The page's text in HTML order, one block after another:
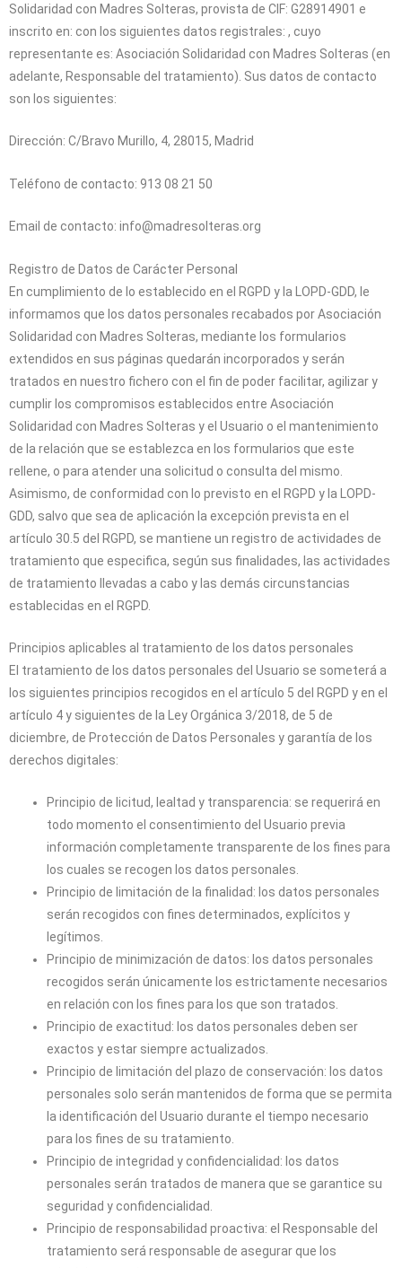
Solidaridad con Madres Solteras, provista de CIF: G28914901 e
inscrito en: con los siguientes datos registrales: , cuyo
representante es: Asociación Solidaridad con Madres Solteras (en
adelante, Responsable del tratamiento). Sus datos de contacto
son los siguientes:
Dirección: C/Bravo Murillo, 4, 28015, Madrid
Teléfono de contacto: 913 08 21 50
Email de contacto: info@madresolteras.org
Registro de Datos de Carácter Personal
En cumplimiento de lo establecido en el RGPD y la LOPD-GDD, le
informamos que los datos personales recabados porAsociación
Solidaridad con Madres Solteras, mediante los formularios
extendidos en sus páginas quedarán incorporados y serán
tratados en nuestro fichero con el fin de poder facilitar, agilizar y
cumplir los compromisos establecidos entre Asociación
Solidaridad con Madres Solteras y el Usuario o el mantenimiento
de la relación que se establezca en los formularios que este
rellene, o para atender una solicitud o consulta del mismo.
Asimismo, de conformidad con lo previsto en el RGPD y la LOPD-
GDD, salvo que sea de aplicación la excepción prevista en el
artículo 30.5 del RGPD, se mantiene un registro de actividades de
tratamiento que especifica, según sus finalidades, las actividades
de tratamiento llevadas a cabo y las demás circunstancias
establecidas en el RGPD.
Principios aplicables al tratamiento de los datos personales
El tratamiento de los datos personales del Usuario se someterá a
los siguientes principios recogidos en el artículo 5 del RGPD y en el
artículo 4 y siguientes de la Ley Orgánica 3/2018, de 5 de
diciembre, de Protección de Datos Personales y garantía de los
derechos digitales:
Principio de licitud, lealtad y transparencia: se requerirá en
todo momento el consentimiento del Usuario previa
información completamente transparente de los fines para
los cuales se recogen los datos personales.
Principio de limitación de la finalidad: los datos personales
serán recogidos con fines determinados, explícitos y
legítimos.
Principio de minimización de datos: los datos personales
recogidos serán únicamente los estrictamente necesarios
en relación con los fines para los que son tratados.
Principio de exactitud: los datos personales deben ser
exactos y estar siempre actualizados.
Principio de limitación del plazo de conservación: los datos
personales solo serán mantenidos de forma que se permita
la identificación del Usuario durante el tiempo necesario
para los fines de su tratamiento.
Principio de integridad y confidencialidad: los datos
personales serán tratados de manera que se garantice su
seguridad y confidencialidad.
Principio de responsabilidad proactiva: el Responsable del
tratamiento será responsable de asegurar que los